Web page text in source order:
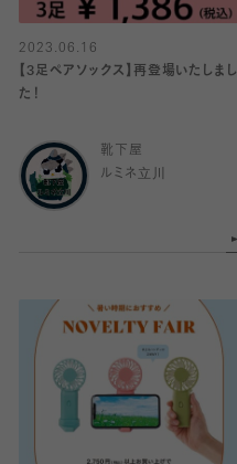
2023.06.16
【3足ペアソックス】再登場いたしまし
た！
靴下屋
ルミネ立川